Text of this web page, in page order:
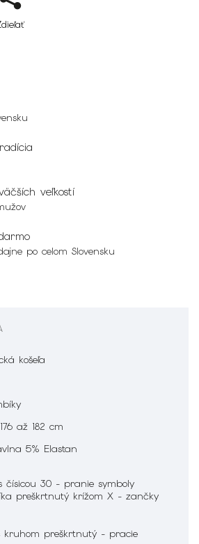
veľkostí
po celom Slovensku
košeľa
až 182 cm
5% Elastan